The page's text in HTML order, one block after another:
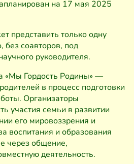
на 17 мая 2025
представить только одну
без соавторов, под
руководителя.
«Мы Гордость Родины» —
в процесс подготовки
Организаторы
участия семьи в развитии
его мировоззрения и
воспитания и образования
через общение,
деятельность.